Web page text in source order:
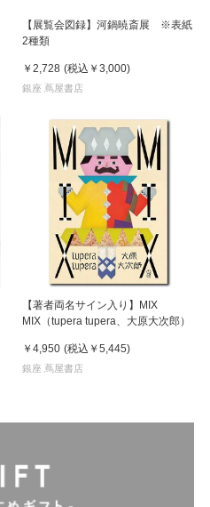
【展覧会図録】河鍋暁斎展 ※表紙
2種類
￥2,728 (税込 ￥3,000)
銀座 蔦屋書店
【著者両名サイン入り】MIX
MIX（tupera tupera、大原大次郎）
￥4,950 (税込 ￥5,445)
銀座 蔦屋書店